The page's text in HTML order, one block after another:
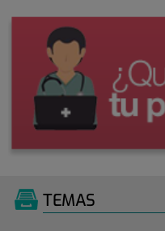
TEMAS